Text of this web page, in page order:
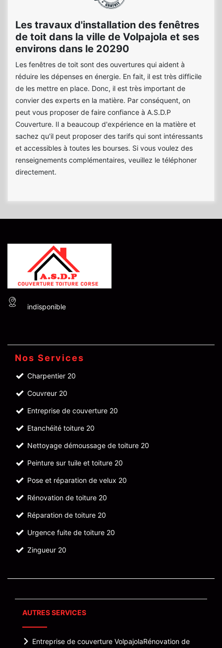
Les travaux d'installation des fenêtres
de toit dans la ville de Volpajola et ses
environs dans le 20290
Les fenêtres de toit sont des ouvertures qui aident à
réduire les dépenses en énergie. En fait, il est très difficile
de les mettre en place. Donc, il est très important de
convier des experts en la matière. Par conséquent, on
peut vous proposer de faire confiance à A.S.D.P
Couverture. Il a beaucoup d'expérience en la matière et
sachez qu'il peut proposer des tarifs qui sont intéressants
et accessibles à toutes les bourses. Si vous voulez des
renseignements complémentaires, veuillez le téléphoner
directement.
indisponible
Nos Services
Charpentier 20
Couvreur 20
Entreprise de couverture 20
Etanchéité toiture 20
Nettoyage démoussage de toiture 20
Peinture sur tuile et toiture 20
Pose et réparation de velux 20
Rénovation de toiture 20
Réparation de toiture 20
Urgence fuite de toiture 20
Zingueur 20
AUTRES SERVICES
Entreprise de couverture VolpajolaRénovation de